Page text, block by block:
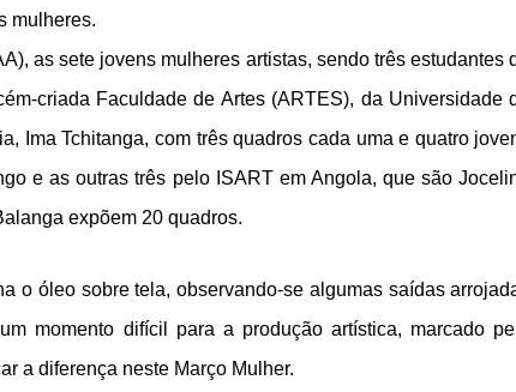
mulheres.
as sete jovens mulheres artistas, sendo três estudantes
criada Faculdade de Artes (ARTES), da Universidade
Ima Tchitanga, com três quadros cada uma e quatro
e as outras três pelo ISART em Angola, que são
expõem 20 quadros.
o óleo sobre tela, observando-se algumas saídas
momento difícil para a produção artística, marcado
a diferença neste Março Mulher.